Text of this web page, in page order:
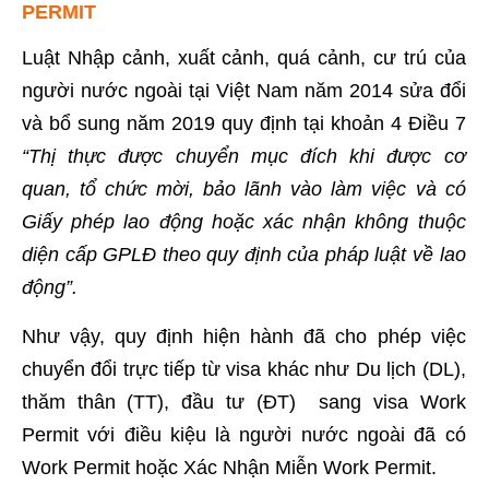
PERMIT
Luật Nhập cảnh, xuất cảnh, quá cảnh, cư trú của
người nước ngoài tại Việt Nam năm 2014 sửa đổi
và bổ sung năm 2019 quy định tại khoản 4 Điều 7
“Thị thực được chuyển mục đích khi được cơ
quan, tổ chức mời, bảo lãnh vào làm việc và có
Giấy phép lao động hoặc xác nhận không thuộc
diện cấp GPLĐ theo quy định của pháp luật về lao
động”.
Như vậy, quy định hiện hành đã cho phép việc
chuyển đổi trực tiếp từ visa khác như Du lịch (DL),
thăm thân (TT), đầu tư (ĐT) sang visa Work
Permit với điều kiệu là người nước ngoài đã có
Work Permit hoặc Xác Nhận Miễn Work Permit.